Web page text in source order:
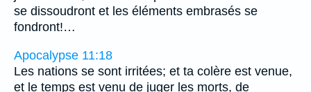
se dissoudront et les éléments embrasés se
fondront!…
Apocalypse 11:18
Les nations se sont irritées; et ta colère est venue,
et le temps est venu de juger les morts, de